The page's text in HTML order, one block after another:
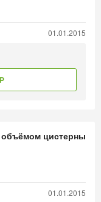
01.01.2015
объёмом цистерны
01.01.2015